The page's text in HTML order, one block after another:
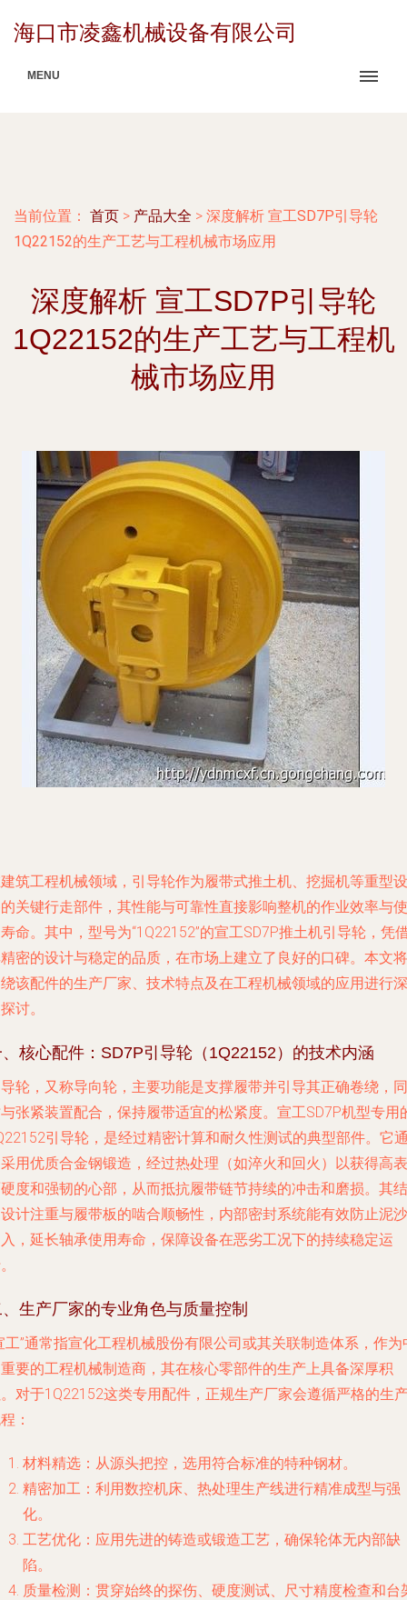
海口市凌鑫机械设备有限公司
MENU
当前位置： 首页 > 产品大全 > 深度解析 宣工SD7P引导轮
1Q22152的生产工艺与工程机械市场应用
深度解析 宣工SD7P引导轮
1Q22152的生产工艺与工程机
械市场应用
筑工程机械领域，引导轮作为履带式推土机、挖掘机等重型设
关键行走部件，其性能与可靠性直接影响整机的作业效率与使
命。其中，型号为“1Q22152”的宣工SD7P推土机引导轮，凭
密的设计与稳定的品质，在市场上建立了良好的口碑。本文将
该配件的生产厂家、技术特点及在工程机械领域的应用进行深
讨。
核心配件：SD7P引导轮（1Q22152）的技术内涵
轮，又称导向轮，主要功能是支撑履带并引导其正确卷绕，同
张紧装置配合，保持履带适宜的松紧度。宣工SD7P机型专用
引导轮，是经过精密计算和耐久性测试的典型部件。它
用优质合金钢锻造，经过热处理（如淬火和回火）以获得高表
度和强韧的心部，从而抵抗履带链节持续的冲击和磨损。其结
计注重与履带板的啮合顺畅性，内部密封系统能有效防止泥沙
，延长轴承使用寿命，保障设备在恶劣工况下的持续稳定运
生产厂家的专业角色与质量控制
工”通常指宣化工程机械股份有限公司或其关联制造体系，作为
要的工程机械制造商，其在核心零部件的生产上具备深厚积
对于1Q22152这类专用配件，正规生产厂家会遵循严格的生
：
材料精选 ：从源头把控，选用符合标准的特种钢材。
精密加工 ：利用数控机床、热处理生产线进行精准成型与强
化。
工艺优化 ：应用先进的铸造或锻造工艺，确保轮体无内部缺
陷。
质量检测 ：贯穿始终的探伤、硬度测试、尺寸精度检查和台